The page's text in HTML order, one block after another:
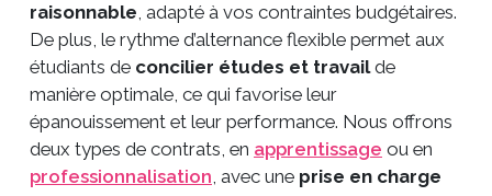
raisonnable, adapté à vos contraintes budgétaires.
De plus, le rythme d’alternance flexible permet aux
étudiants de concilier études et travailde
manière optimale, ce qui favorise leur
épanouissement et leur performance. Nous offrons
deux types de contrats, en apprentissage ou en
professionnalisation, avec une prise en charge